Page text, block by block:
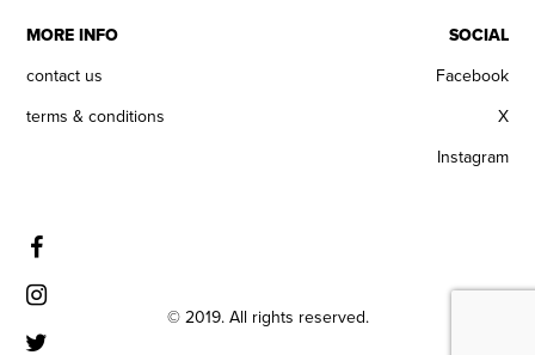
MORE INFO
contact us
terms & conditions
SOCIAL
Facebook
X
Instagram
© 2019. All rights reserved.